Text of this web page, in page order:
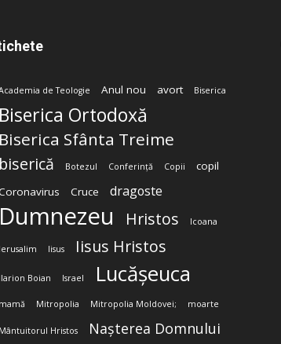
de Teologie Anul nou avort Biserica
Biserica Ortodoxă
Biserica Sfânta Treime
biserică Botezul Conferință Copii
copil
Cruce dragoste
Dumnezeu Hristos Icoana
Ierusalim Iisus Iisus Hristos
Ilarion Boian Israel Lucășeuca
mamă Mitropolia Mitropolia Moldovei; moarte
Mântuitorul Hristos Nașterea Domnului